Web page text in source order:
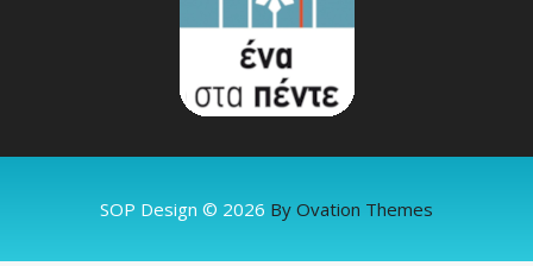
SOP Design © 2026 By Ovation Themes